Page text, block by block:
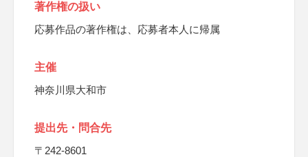
著作権の扱い
応募作品の著作権は、応募者本人に帰属
主催
神奈川県大和市
提出先・問合先
〒242-8601